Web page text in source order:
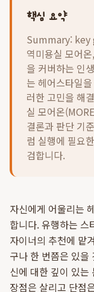
핵심 요약
Summary: key
역미용실 모어
을 커버하는 인
는 헤어스타일
러한 고민을 해
실 모어온
결론과 판단 기
럼 실행에 필요
검합니다.
자신에게 어울리는
합니다. 유행하는 스
자이너의 추천에 맡
구나 한 번쯤은 있
신에 대한 깊이 있는
장점은 살리고 단점